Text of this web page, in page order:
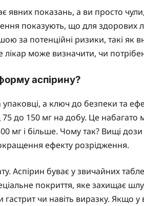
явних показань, а ви просто
показують, що для здорових
за потенційні ризики, такі як
лікар може визначити, чи
аспірину?
а ключ до безпеки та
до 150 мг на добу. Це набагато
мг і більше. Чому так? Вищі
ефекту розрідження.
буває у звичайних
покриття, яке захищає
чи навіть виразку. Якщо